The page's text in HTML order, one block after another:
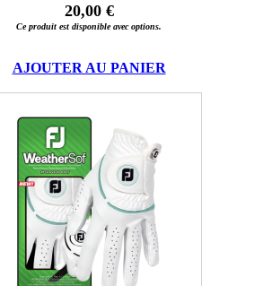
20,00 €
Ce produit est disponible avec options.
AJOUTER AU PANIER